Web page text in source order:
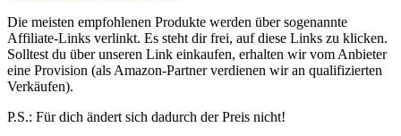
Die meisten empfohlenen Produkte werden über sogenannte
Affiliate-Links verlinkt. Es steht dir frei, auf diese Links zu klicken.
Solltest du über unseren Link einkaufen, erhalten wir vom Anbieter
eine Provision (als Amazon-Partner verdienen wir an qualifizierten
Verkäufen).
P.S.: Für dich ändert sich dadurch der Preis nicht!